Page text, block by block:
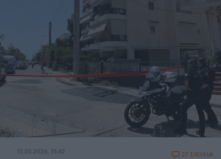
13.05.2026, 15:42 27 ΣΧΟΛΙΑ